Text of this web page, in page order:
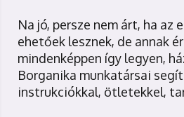
Na jó, persze nem árt, ha az
ehetőek lesznek, de annak
mindenképpen így legyen,
Borganika munkatársai
instrukciókkal, ötletekkel,